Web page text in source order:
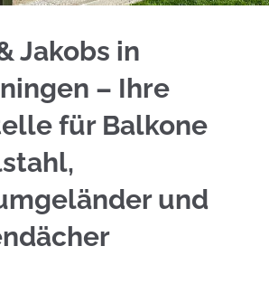
Jakobs in
– Ihre
für Balkone
und